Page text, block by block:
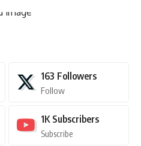
163 Followers
Follow
1K Subscribers
Subscribe